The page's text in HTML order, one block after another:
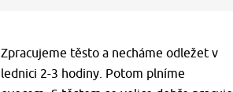
Zpracujeme těsto a necháme odležet v
lednici 2-3 hodiny. Potom plníme